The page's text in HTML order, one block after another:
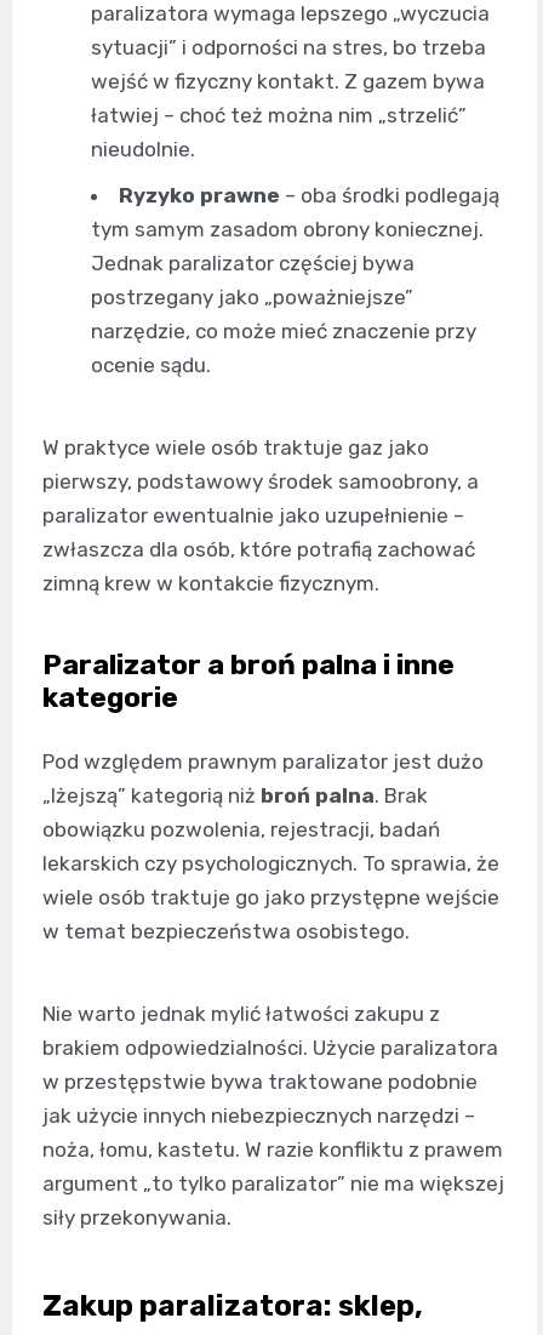
paralizatora wymaga lepszego „wyczucia
sytuacji” i odporności na stres, bo trzeba
wejść w fizyczny kontakt. Z gazem bywa
łatwiej – choć też można nim „strzelić”
nieudolnie.
Ryzyko prawne – oba środki podlegają
tym samym zasadom obrony koniecznej.
Jednak paralizator częściej bywa
postrzegany jako „poważniejsze”
narzędzie, co może mieć znaczenie przy
ocenie sądu.
W praktyce wiele osób traktuje gaz jako
pierwszy, podstawowy środek samoobrony, a
paralizator ewentualnie jako uzupełnienie –
zwłaszcza dla osób, które potrafią zachować
zimną krew w kontakcie fizycznym.
Paralizator a broń palna i inne
kategorie
Pod względem prawnym paralizator jest dużo
„lżejszą” kategorią niż broń palna. Brak
obowiązku pozwolenia, rejestracji, badań
lekarskich czy psychologicznych. To sprawia, że
wiele osób traktuje go jako przystępne wejście
w temat bezpieczeństwa osobistego.
Nie warto jednak mylić łatwości zakupu z
brakiem odpowiedzialności. Użycie paralizatora
w przestępstwie bywa traktowane podobnie
jak użycie innych niebezpiecznych narzędzi –
noża, łomu, kastetu. W razie konfliktu z prawem
argument „to tylko paralizator” nie ma większej
siły przekonywania.
Zakup paralizatora: sklep,